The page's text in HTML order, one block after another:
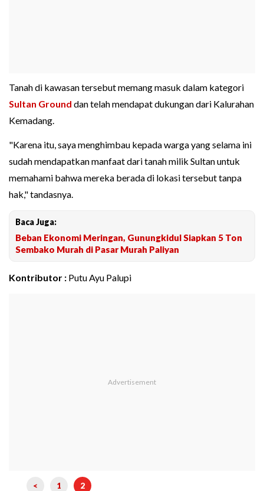
Tanah di kawasan tersebut memang masuk dalam kategori
Sultan Ground dan telah mendapat dukungan dari Kalurahan
Kemadang.
"Karena itu, saya menghimbau kepada warga yang selama ini
sudah mendapatkan manfaat dari tanah milik Sultan untuk
memahami bahwa mereka berada di lokasi tersebut tanpa
hak," tandasnya.
Baca Juga:
Beban Ekonomi Meringan, Gunungkidul Siapkan 5 Ton
Sembako Murah di Pasar Murah Paliyan
Kontributor : Putu Ayu Palupi
< 1 2